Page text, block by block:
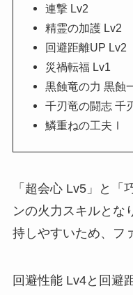
連撃 Lv2
精霊の加護 Lv2
回避距離UP Lv2
災禍転福 Lv1
黒蝕竜の力 黒蝕
千刃竜の闘志 千
鱗重ねの工夫Ⅰ
「超会心 Lv5」と「
ンの火力スキルとな
持しやすいため、フ
回避性能 Lv4と回避